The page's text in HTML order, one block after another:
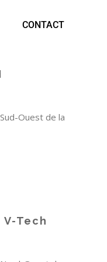
CONTACT
Ouest de la
Tech